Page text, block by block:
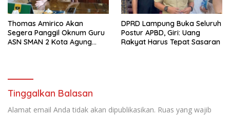
Thomas Amirico Akan
Segera Panggil Oknum Guru
ASN SMAN 2 Kota Agung
DPRD Lampung Buka Seluruh
Postur APBD, Giri: Uang
Rakyat Harus Tepat Sasaran
Tinggalkan Balasan
Alamat email Anda tidak akan dipublikasikan. Ruas yang wajib